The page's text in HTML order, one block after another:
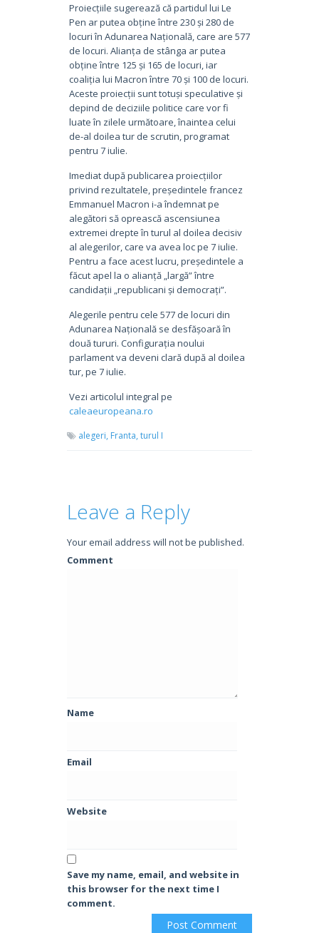
Proiecțiile sugerează că partidul lui Le
Pen ar putea obține între 230 și 280 de
locuri în Adunarea Națională, care are 577
de locuri. Alianța de stânga ar putea
obține între 125 și 165 de locuri, iar
coaliția lui Macron între 70 și 100 de locuri.
Aceste proiecții sunt totuși speculative și
depind de deciziile politice care vor fi
luate în zilele următoare, înaintea celui
de-al doilea tur de scrutin, programat
pentru 7 iulie.
Imediat după publicarea proiecțiilor
privind rezultatele, președintele francez
Emmanuel Macron i-a îndemnat pe
alegători să oprească ascensiunea
extremei drepte în turul al doilea decisiv
al alegerilor, care va avea loc pe 7 iulie.
Pentru a face acest lucru, președintele a
făcut apel la o alianță „largă” între
candidații „republicani și democrați”.
Alegerile pentru cele 577 de locuri din
Adunarea Națională se desfășoară în
două tururi. Configurația noului
parlament va deveni clară după al doilea
tur, pe 7 iulie.
Vezi articolul integral pe
caleaeuropeana.ro
alegeri, Franta, turul I
Leave a Reply
Your email address will not be published.
Comment
Name
Email
Website
Save my name, email, and website in
this browser for the next time I
comment.